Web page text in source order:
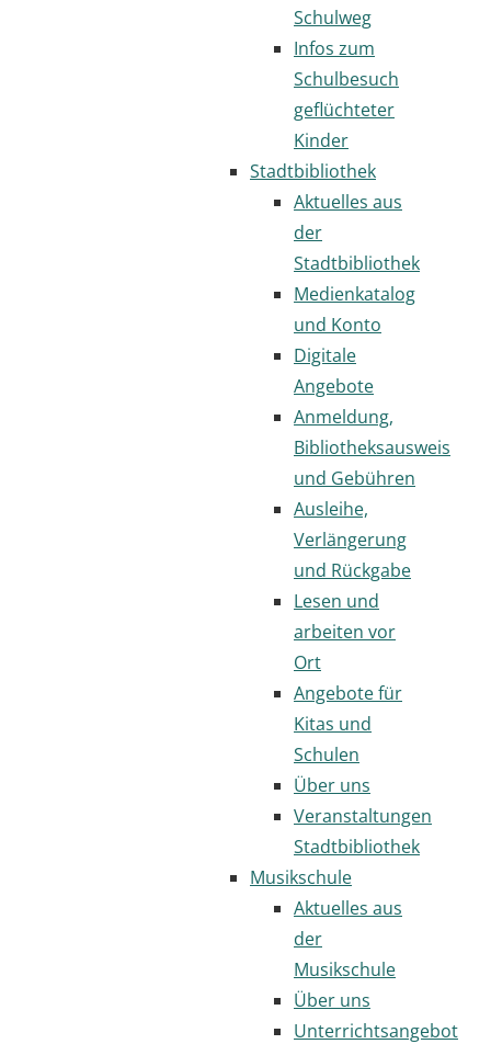
Schulweg
Infos zum
Schulbesuch
geflüchteter
Kinder
Stadtbibliothek
Aktuelles aus
der
Stadtbibliothek
Medienkatalog
und Konto
Digitale
Angebote
Anmeldung,
Bibliotheksausweis
und Gebühren
Ausleihe,
Verlängerung
und Rückgabe
Lesen und
arbeiten vor
Ort
Angebote für
Kitas und
Schulen
Über uns
Veranstaltungen
Stadtbibliothek
Musikschule
Aktuelles aus
der
Musikschule
Über uns
Unterrichtsangebot